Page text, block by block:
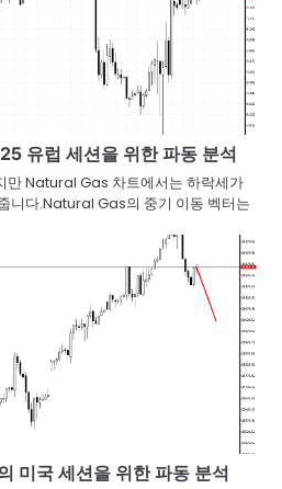
유럽 세션을 위한 파동 분석
만 Natural Gas 차트에서는 하락세가
니다.Natural Gas의 중기 이동 벡터는
미국 세션을 위한 파동 분석